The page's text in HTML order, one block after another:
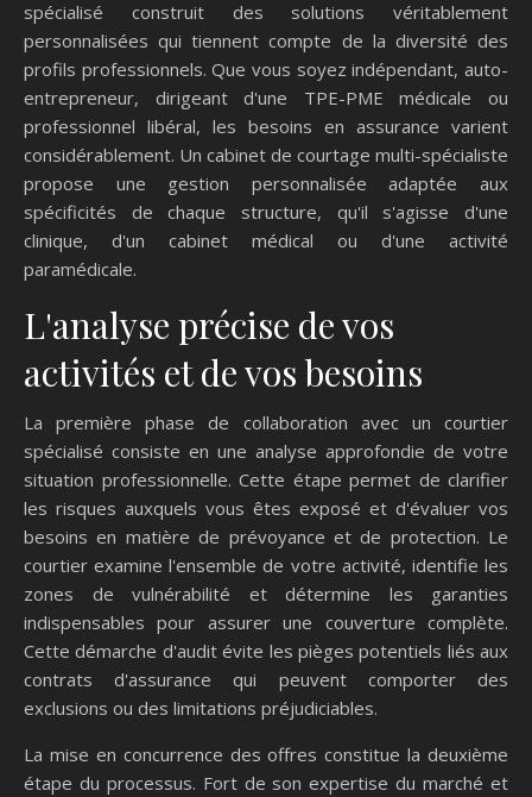
spécialisé construit des solutions véritablement
personnalisées qui tiennent compte de la diversité des
profils professionnels. Que vous soyez indépendant, auto-
entrepreneur, dirigeant d'une TPE-PME médicale ou
professionnel libéral, les besoins en assurance varient
considérablement. Un cabinet de courtage multi-spécialiste
propose une gestion personnalisée adaptée aux
spécificités de chaque structure, qu'il s'agisse d'une
clinique, d'un cabinet médical ou d'une activité
paramédicale.
L'analyse précise de vos
activités et de vos besoins
La première phase de collaboration avec un courtier
spécialisé consiste en une analyse approfondie de votre
situation professionnelle. Cette étape permet de clarifier
les risques auxquels vous êtes exposé et d'évaluer vos
besoins en matière de prévoyance et de protection. Le
courtier examine l'ensemble de votre activité, identifie les
zones de vulnérabilité et détermine les garanties
indispensables pour assurer une couverture complète.
Cette démarche d'audit évite les pièges potentiels liés aux
contrats d'assurance qui peuvent comporter des
exclusions ou des limitations préjudiciables.
La mise en concurrence des offres constitue la deuxième
étape du processus. Fort de son expertise du marché et